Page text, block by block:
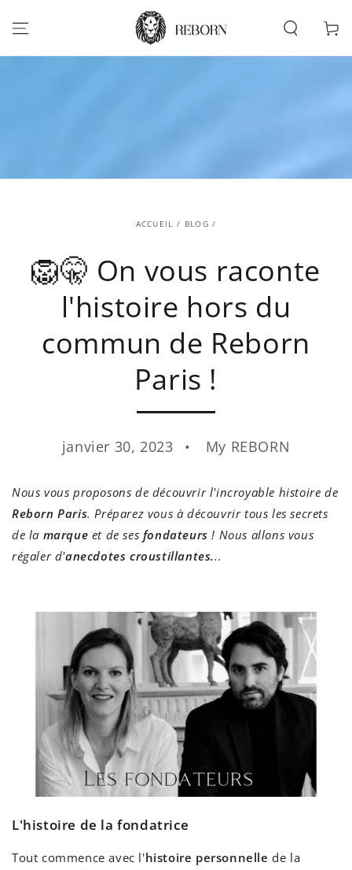
CONTENU
Panier
ACCUEIL / BLOG /
🦁🤫 On vous raconte
l'histoire hors du
commun de Reborn
Paris !
janvier 30, 2023 My REBORN
Nous vous proposons de découvrir l'incroyable histoire de
Reborn Paris. Préparez vous à découvrir tous les secrets
de la marque et de ses fondateurs ! Nous allons vous
régaler d'anecdotes croustillantes...
L'histoire de la fondatrice
Tout commence avec l'histoire personnelle de la